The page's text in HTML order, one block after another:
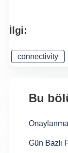
İlgi:
connectivity
Bu
Gün Bazlı